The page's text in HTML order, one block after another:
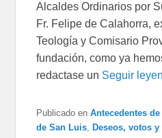
Alcaldes Ordinarios por
Fr. Felipe de Calahorra,
Teología y Comisario
fundación, como ya
redactase un Seguir
Publicado en Antecedentes
de San Luis, Deseos, votos